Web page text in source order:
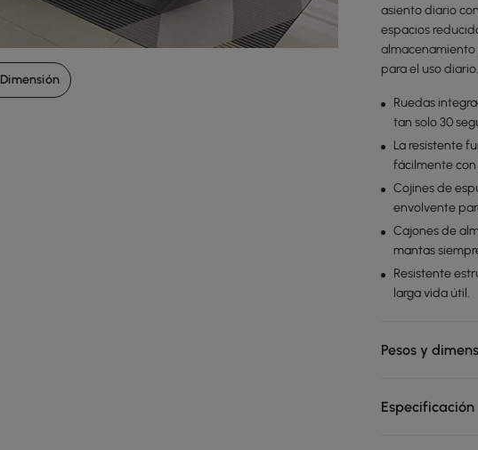
asiento diario
espacios
para el uso diario.
Ruedas
tan solo 30
La resistente
fácilmente
Cojines de
envolvente
Cajones de
mantas
Resistente
larga vida útil.
Pesos y
Especificación
Dimensión